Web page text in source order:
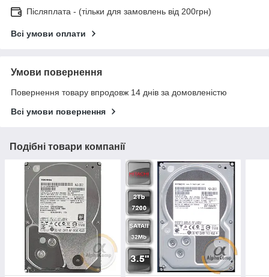
Післяплата - (тільки для замовлень від 200грн)
Всі умови оплати
Умови повернення
Повернення товару впродовж 14 днів за домовленістю
Всі умови повернення
Подібні товари компанії